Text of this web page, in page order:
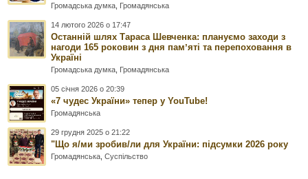
Громадська думка Громадянська
14 лютого 2026 о 17:47
Останній шлях Тараса Шевченка: плануємо заходи з
нагоди 165 роковин з дня памʼяті та перепоховання в
Україні
Громадська думка Громадянська
05 січня 2026 о 20:39
«7 чудес України» тепер у YouTube!
Громадянська
29 грудня 2025 о 21:22
"Що я/ми зробив/ли для України: підсумки 2026 року
Громадянська ,Суспільство